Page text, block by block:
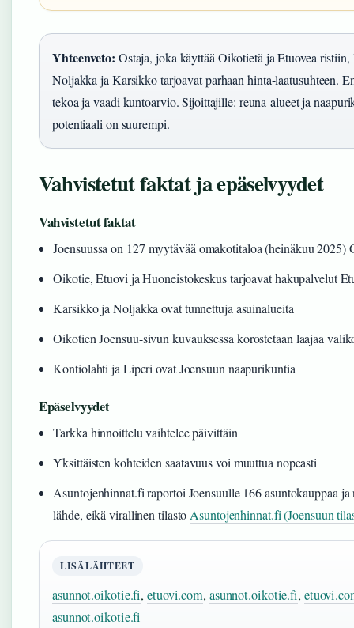
Yhteenveto: Ostaja, joka käyttää Oikotietä ja Etuovea
Noljakka ja Karsikko tarjoavat parhaan hinta-laatusuhteen.
tekoa ja vaadi kuntoarvio. Sijoittajille: reuna-alueet ja
potentiaali on suurempi.
Vahvistetut faktat ja epäselvyydet
Vahvistetut faktat
Joensuussa on 127 myytävää omakotitaloa (heinäkuu
Oikotie, Etuovi ja Huoneistokeskus tarjoavat hakupalvelut
Karsikko ja Noljakka ovat tunnettuja asuinalueita
Oikotien Joensuu-sivun kuvauksessa korostetaan laajaa
Kontiolahti ja Liperi ovat Joensuun naapurikuntia
Epäselvyydet
Tarkka hinnoittelu vaihtelee päivittäin
Yksittäisten kohteiden saatavuus voi muuttua nopeasti
Asuntojenhinnat.fi raportoi Joensuulle 166 asuntokauppaa
lähde, eikä virallinen tilastoAsuntojenhinnat.fi (Joensuun
LISÄLÄHTEET
asunnot.oikotie.fi,etuovi.com, asunnot.oikotie.fi,
asunnot.oikotie.fi